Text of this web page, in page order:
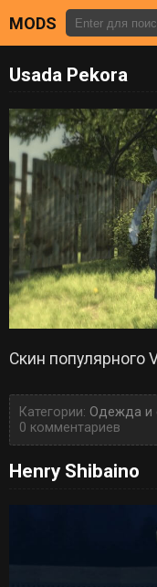
MODS
Usada Pekora
Скин популярного
Категории: Одежда и
0 комментариев
Henry Shibaino